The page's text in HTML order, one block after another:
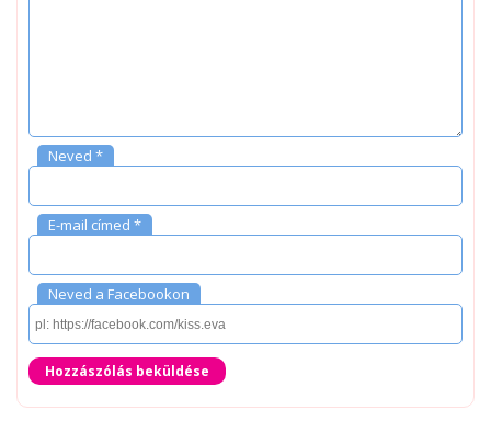
Neved *
E-mail címed *
Neved a Facebookon
Hozzászólás beküldése